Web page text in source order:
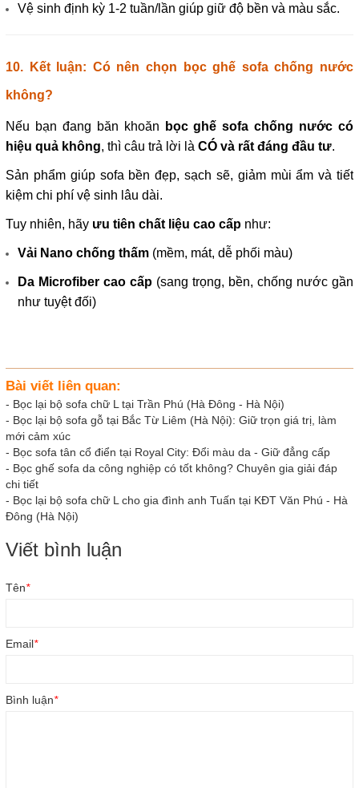
Vệ sinh định kỳ 1-2 tuần/lần giúp giữ độ bền và màu sắc.
10. Kết luận: Có nên chọn bọc ghế sofa chống nước
không?
Nếu bạn đang băn khoăn
bọc ghế sofa chống nước có
hiệu quả không, thì câu trả lời là CÓ và rất đáng đầu tư.
Sản phẩm giúp sofa bền đẹp, sạch sẽ, giảm mùi ẩm và tiết
kiệm chi phí vệ sinh lâu dài.
Tuy nhiên, hãy ưu tiên chất liệu cao cấp như:
Vải Nano chống thấm (mềm, mát, dễ phối màu)
Da Microfiber cao cấp (sang trọng, bền, chống nước gần
như tuyệt đối)
Bài viết liên quan:
- Bọc lại bộ sofa chữ L tại Trần Phú (Hà Đông - Hà Nội)
- Bọc lại bộ sofa gỗ tại Bắc Từ Liêm (Hà Nội): Giữ trọn giá trị, làm
mới cảm xúc
- Bọc sofa tân cổ điển tại Royal City: Đổi màu da - Giữ đẳng cấp
- Bọc ghế sofa da công nghiệp có tốt không? Chuyên gia giải đáp
chi tiết
- Bọc lại bộ sofa chữ L cho gia đình anh Tuấn tại KĐT Văn Phú - Hà
Đông (Hà Nội)
Viết bình luận
Tên*
Email*
Bình luận*